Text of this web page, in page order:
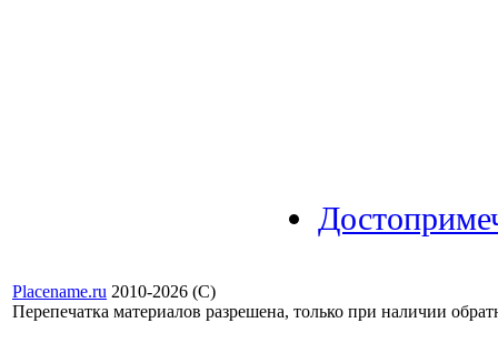
Placename.ru 2010-2026 (С)
Перепечатка материалов разрешена, только при наличии